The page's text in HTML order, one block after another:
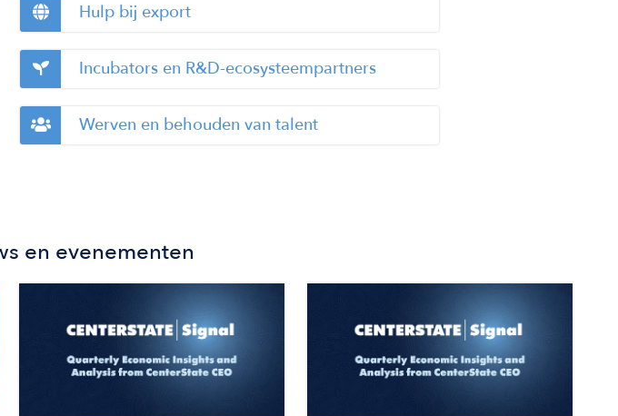
Hulp bij export
Incubators en R&D-ecosysteempartners
Werven en behouden van talent
en evenementen